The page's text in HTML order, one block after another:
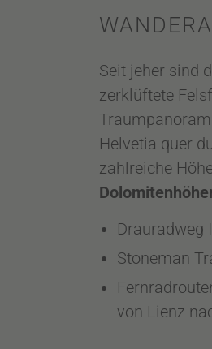
Seit jeher sind
zerklüftete
Helvetia quer
zahlreiche
Drauradweg
Stoneman
von Lienz